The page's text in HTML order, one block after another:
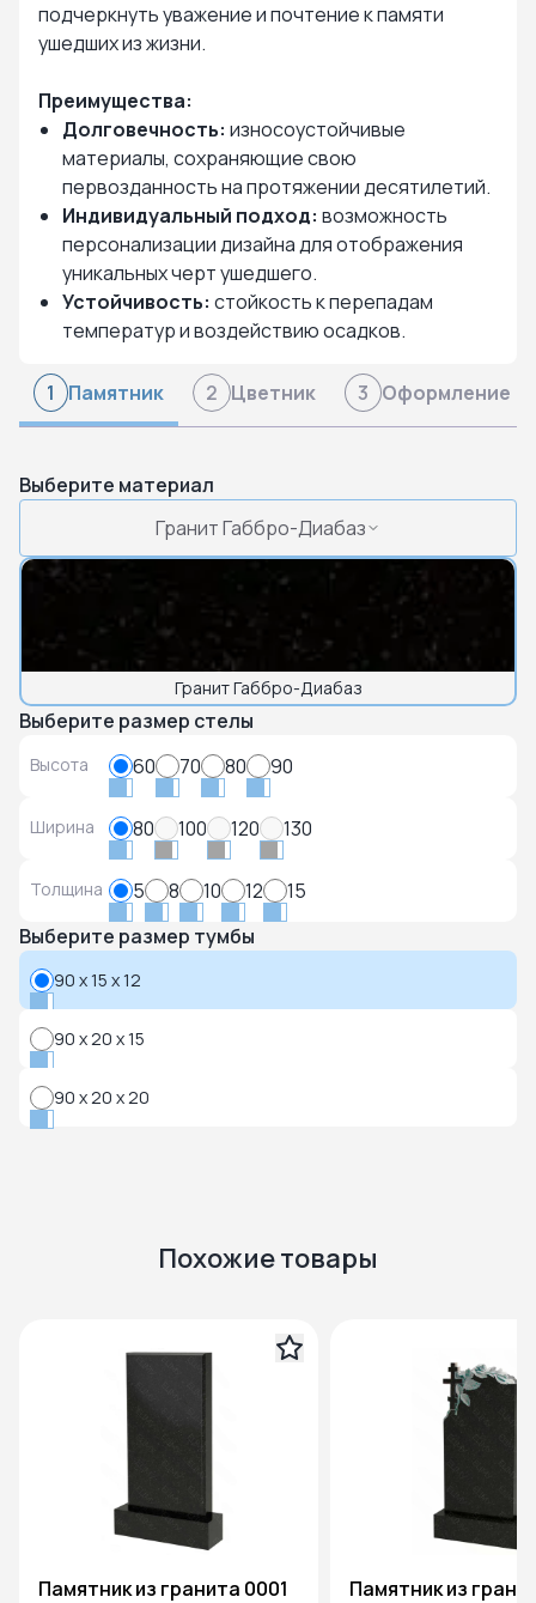
подчеркнуть уважение и почтение к памяти
ушедших из жизни.
Преимущества:
Долговечность: износоустойчивые
материалы, сохраняющие свою
первозданность на протяжении десятилетий.
Индивидуальный подход: возможность
персонализации дизайна для отображения
уникальных черт ушедшего.
Устойчивость: стойкость к перепадам
температур и воздействию осадков.
1 Памятник 2 Цветник 3 Оформление
Выберите материал
Гранит Габбро-Диабаз
Гранит Габбро-Диабаз
Выберите размер стелы
Высота 60 70 80 90
Ширина 80 100 120 130
Толщина 5 8 10 12
15
Выберите размер тумбы
90 x 15 x 12
90 x 20 x 15
90 x 20 x 20
Похожие товары
Памятник из гранита 0001